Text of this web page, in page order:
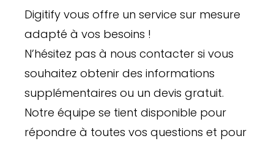
Digitify vous offre un service sur mesure
adapté à vos besoins !
N’hésitez pas à nous contacter si vous
souhaitez obtenir des informations
supplémentaires ou un devis gratuit.
Notre équipe se tient disponible pour
répondre à toutes vos questions et pour